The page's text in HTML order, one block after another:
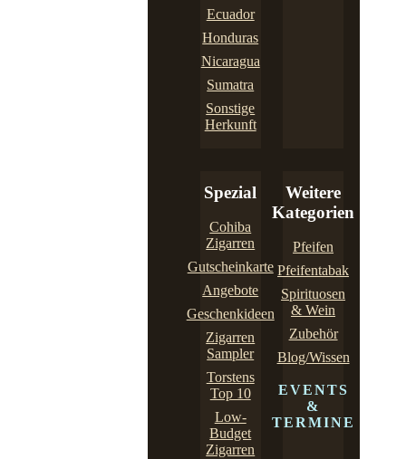
Ecuador
Honduras
Nicaragua
Sumatra
Sonstige
Herkunft
Spezial
Cohiba
Zigarren
Gutscheinkarte
Angebote
Geschenkideen
Zigarren
Sampler
Torstens
Top 10
Low-
Budget
Zigarren
Weitere
Kategorien
Pfeifen
Pfeifentabak
Spirituosen
& Wein
Zubehör
Blog/Wissen
EVENTS
&
TERMINE